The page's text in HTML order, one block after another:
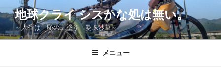
ン
テ
ン
地球クライ シスかな処は無い。
～人生は 恥の上塗り 曼珠沙華～
メニュー